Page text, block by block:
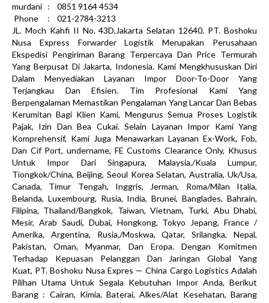
murdani : 0851 9164 4534
Phone : 021-2784-3213
JL. Moch Kahfi II No. 43D,Jakarta Selatan 12640. PT. Boshoku
Nusa Express Forwarder Logistik Merupakan Perusahaan
Ekspedisi Pengiriman Barang Terpercaya Dan Price Termurah
Yang Berpusat Di Jakarta, Indonesia. Kami Mengkhususkan Diri
Dalam Menyediakan Layanan Impor Door-To-Door Yang
Terjangkau Dan Efisien. Tim Profesional Kami Yang
Berpengalaman Memastikan Pengalaman Yang Lancar Dan Bebas
Kerumitan Bagi Klien Kami, Mengurus Semua Proses Logistik
Pajak, Izin Dan Bea Cukai. Selain Layanan Impor Kami Yang
Komprehensif, Kami Juga Menawarkan Layanan Ex-Work, Fob,
Dan Cif Port, undername, FE Customs Clearance Only, Khusus
Untuk Impor Dari Singapura, Malaysia,/Kuala Lumpur,
Tiongkok/China, Beijing, Seoul Korea Selatan, Australia, Uk/Usa,
Canada, Timur Tengah, Inggris, Jerman, Roma/Milan Italia,
Belanda, Luxembourg, Rusia, India, Brunei, Banglades, Bahrain,
Filipina, Thailand/Bangkok, Taiwan, Vietnam, Turki, Abu Dhabi,
Mesir, Arab Saudi, Dubai, Hongkong, Tokyo Jepang, France /
Amerika, Argentina, Rusia,/Moskwa, Qatar, Srilangka, Nepal,
Pakistan, Oman, Myanmar, Dan Eropa. Dengan Komitmen
Terhadap Kepuasan Pelanggan Dan Jaringan Global Yang
Kuat, PT. Boshoku Nusa Expres — China Cargo Logistics Adalah
Pilihan Utama Untuk Segala Kebutuhan Impor Anda, Berikut
Barang : Cairan, Kimia, Baterai, Alkes/Alat Kesehatan, Barang